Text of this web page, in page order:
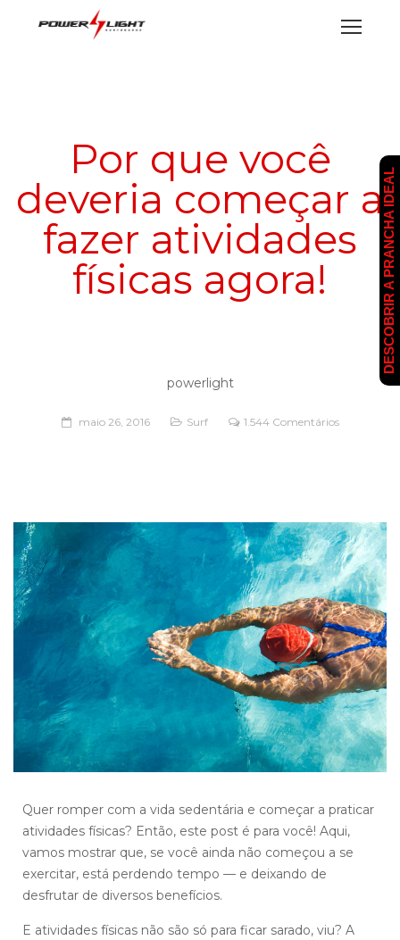
Por que você
deveria começar a
fazer atividades
físicas agora!
powerlight
maio 26, 2016 Surf 1.544 Comentários
Quer romper com a vida sedentária e começar a praticar
atividades físicas? Então, este post é para você! Aqui,
vamos mostrar que, se você ainda não começou a se
exercitar, está perdendo tempo — e deixando de
desfrutar de diversos benefícios.
E atividades físicas não são só para ficar sarado, viu? A
DESCOBRIR A PRANCHA IDEAL